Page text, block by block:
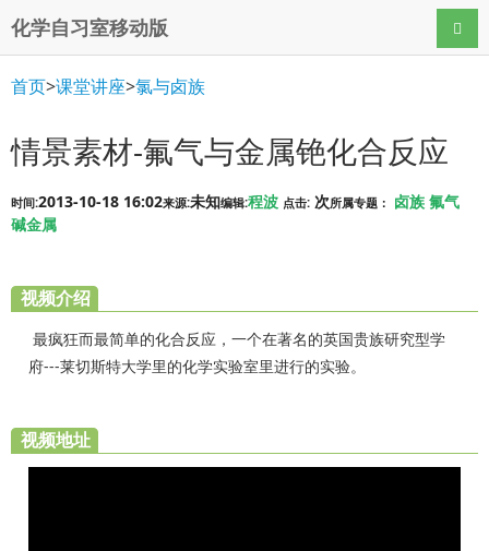
化学自习室移动版 导航
首页>课堂讲座>氯与卤族
情景素材-氟气与金属铯化合反应
时间:2013-10-18 16:02来源:未知编辑:程波 点击: 次所属专题： 卤族 氟气
碱金属
视频介绍
最疯狂而最简单的化合反应，一个在著名的英国贵族研究型学
府---莱切斯特大学里的化学实验室里进行的实验。
视频地址